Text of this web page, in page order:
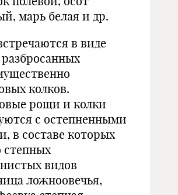
марь белая и др.
в виде
колков.
рощи и колки
с остепненными
в составе которых
степных
видов
ложноовечья,